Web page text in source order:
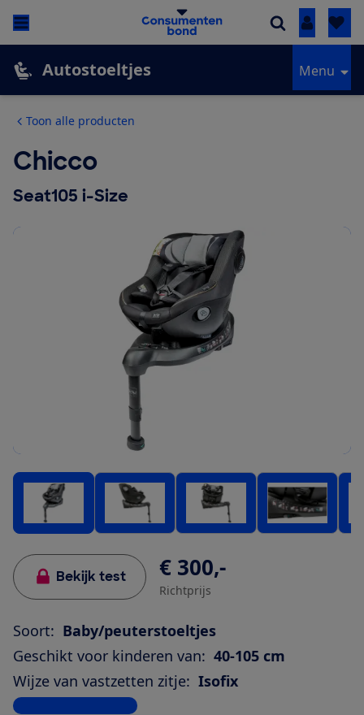
Inloggen
Autostoeltjes Menu
Toon alle producten
Chicco
Seat105 i-Size
Bekijk test € 300,-
Richtprijs
Soort: Baby/peuterstoeltjes
Geschikt voor kinderen van: 40-105 cm
Wijze van vastzetten zitje: Isofix
Bekijk alle specificaties